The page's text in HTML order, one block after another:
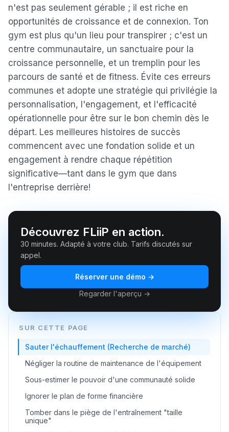
n'est pas seulement gérable ; il est riche en
opportunités de croissance et de connexion. Ton
gym est plus qu'un lieu pour transpirer ; c'est un
centre communautaire, un sanctuaire pour la
croissance personnelle, et un tremplin pour les
parcours de santé et de fitness. Évite ces erreurs
communes et adopte une stratégie qui privilégie la
personnalisation, l'engagement, et l'efficacité
opérationnelle pour être sur le bon chemin dès le
départ. Les meilleures histoires de succès
commencent avec une fondation solide et un
engagement à rendre chaque répétition
significative—tant dans le gym que dans
l'entreprise derrière!
Découvrez FLiiP en action.
30 minutes. Adapté à votre club. Tarifs discutés sur
appel.
Réserver une démo →
Regarder l'aperçu →
SUR CETTE PAGE
Sauter l'échauffement (Recherche de marché)
Négliger la routine de maintenance de l'équipement
Sous-estimer le pouvoir d'une communauté solide
Ignorer le plan de forme financière
Tomber dans le piège de l'entraînement "taille
unique"